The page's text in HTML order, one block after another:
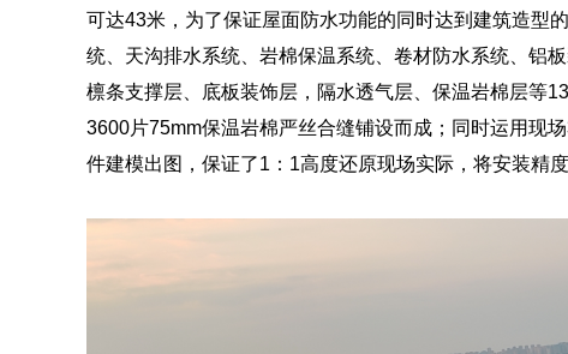
可达43米，为了保证屋面防水功能的同时达到建筑造型
统、天沟排水系统、岩棉保温系统、卷材防水系统、铝
檩条支撑层、底板装饰层，隔水透气层、保温岩棉层等
3600片75mm保温岩棉严丝合缝铺设而成；同时运用现
件建模出图，保证了1：1高度还原现场实际，将安装精